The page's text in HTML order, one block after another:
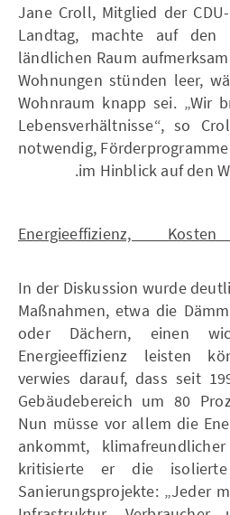
Jane Croll, Mitglied der
Landtag, machte auf den
ländlichen Raum
Wohnungen stünden leer,
Wohnraum knapp sei. „Wir
Lebensverhältnisse“, so
notwendig,
im Hinblick auf den
Energieeffizienz,
In der Diskussion wurde
Maßnahmen, etwa die
oder Dächern, einen
Energieeffizienz leisten
verwies darauf, dass seit
Gebäudebereich um 80
Nun müsse vor allem die
ankommt,
kritisierte er die
Sanierungsprojekte: „Jeder